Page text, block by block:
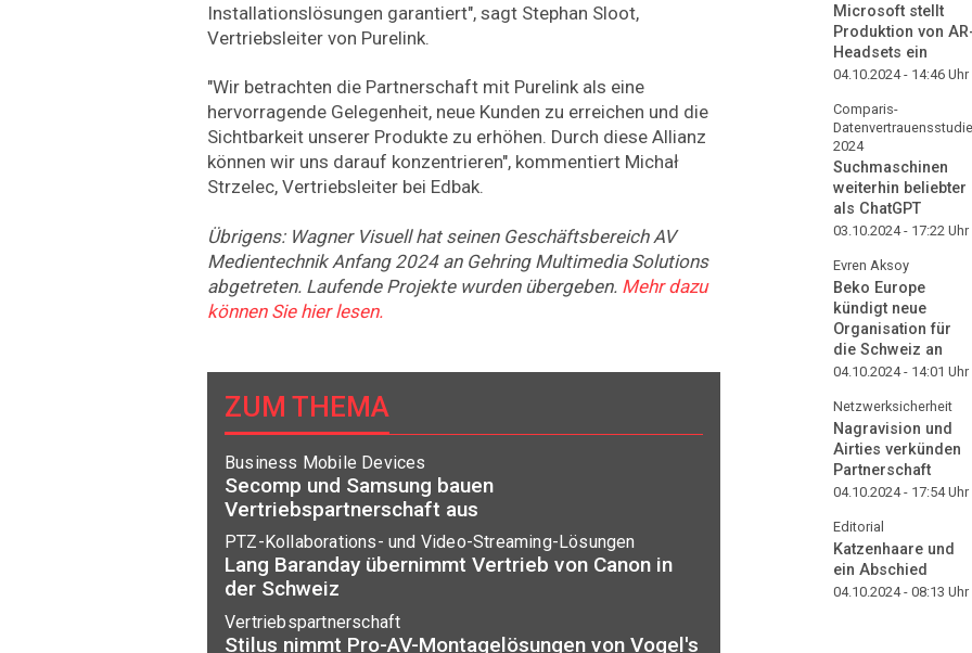
Installationslösungen garantiert", sagt Stephan Sloot,
Vertriebsleiter von Purelink.
"Wir betrachten die Partnerschaft mit Purelink als eine
hervorragende Gelegenheit, neue Kunden zu erreichen und die
Sichtbarkeit unserer Produkte zu erhöhen. Durch diese Allianz
können wir uns darauf konzentrieren", kommentiert Michał
Strzelec, Vertriebsleiter bei Edbak.
Übrigens: Wagner Visuell hat seinen Geschäftsbereich AV
Medientechnik Anfang 2024 an Gehring Multimedia Solutions
abgetreten. Laufende Projekte wurden übergeben. Mehr dazu
können Sie hier lesen.
ZUM THEMA
Business Mobile Devices
Secomp und Samsung bauen
Vertriebspartnerschaft aus
PTZ-Kollaborations- und Video-Streaming-Lösungen
Lang Baranday übernimmt Vertrieb von Canon in
der Schweiz
Vertriebspartnerschaft
Stilus nimmt Pro-AV-Montagelösungen von Vogel's
Microsoft stellt
Produktion von
Headsets ein
04.10.2024 - 14:46 Uhr
Comparis-
Datenvertrauensstudie
2024
Suchmaschinen
weiterhin beliebter
als ChatGPT
03.10.2024 - 17:22 Uhr
Evren Aksoy
Beko Europe
kündigt neue
Organisation für
die Schweiz an
04.10.2024 - 14:01 Uhr
Netzwerksicherheit
Nagravision und
Airties verkünden
Partnerschaft
04.10.2024 - 17:54Uhr
Editorial
Katzenhaare und
ein Abschied
04.10.2024 - 08:13 Uhr